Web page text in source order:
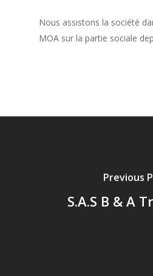
Nous assistons la société
MOA sur la partie sociale
Previous
S.A.S B & A